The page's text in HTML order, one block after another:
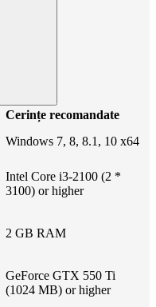
Cerințe recomandate
Windows 7, 8, 8.1, 10 x64
Intel Core i3-2100 (2 *
3100) or higher
2 GB RAM
GeForce GTX 550 Ti
(1024 MB) or higher